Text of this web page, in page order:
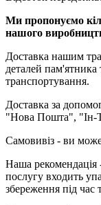
Ми пропонуємо
нашого
Доставка нашим
деталей пам'ятника
транспортування.
Доставка за
"Нова Пошта", "Ін-
Самовивіз - ви
Наша
послугу входить
збереження під час